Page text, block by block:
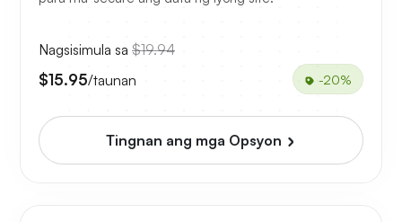
Nagsisimula sa $19.94
$15.95/taunan -20%
Tingnan ang mga Opsyon